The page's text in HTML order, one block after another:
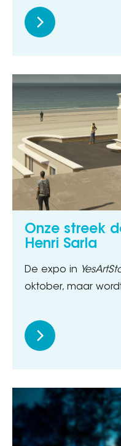
Onze streek
Henri Sarla
De expo in
oktober, maar